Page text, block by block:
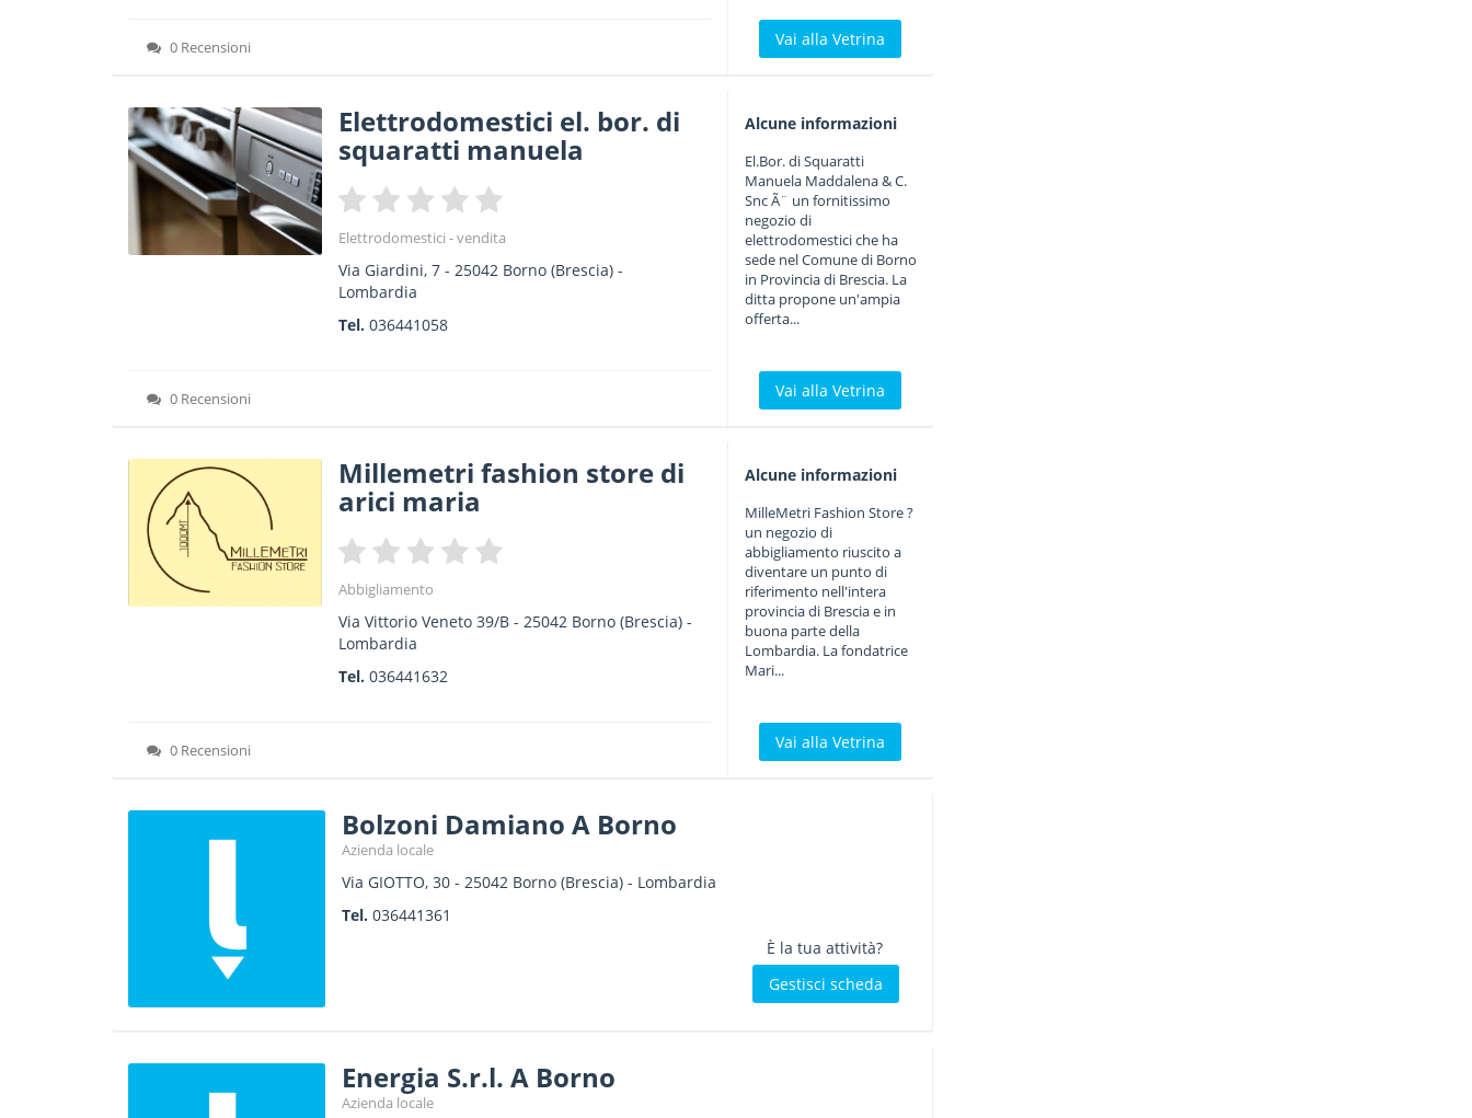
0 Recensioni Vai alla Vetrina
Elettrodomestici el. bor. di
squaratti manuela
Elettrodomestici - vendita
Via Giardini, 7 -25042 Borno (Brescia) -
Lombardia
Tel.036441058
0 Recensioni
Alcune informazioni
El.Bor. di Squaratti
Manuela Maddalena & C.
Snc Ã¨ un fornitissimo
negozio di
elettrodomestici che ha
sede nel Comune di Borno
in Provincia di Brescia. La
ditta propone un'ampia
offerta...
Vai alla Vetrina
Millemetri fashion store di
arici maria
Abbigliamento
Via Vittorio Veneto 39/B -25042 Borno (Brescia) -
Lombardia
Tel.036441632
0 Recensioni
Alcune informazioni
MilleMetri Fashion Store ?
un negozio di
abbigliamento riuscito a
diventare un punto di
riferimento nell'intera
provincia di Brescia e in
buona parte della
Lombardia. La fondatrice
Mari...
Vai alla Vetrina
Bolzoni Damiano A Borno
Azienda locale
Via GIOTTO, 30- 25042 Borno(Brescia) - Lombardia
Tel. 036441361
È la tua attività?
Gestisci scheda
Energia S.r.l. A Borno
Azienda locale